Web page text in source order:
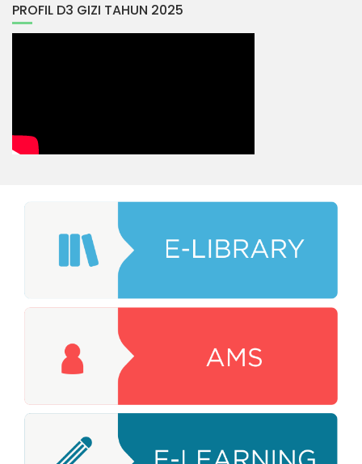
PROFIL D3 GIZI TAHUN 2025